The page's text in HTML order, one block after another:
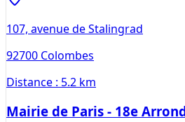
107, avenue de Stalingrad
92700 Colombes
Distance : 5.2 km
Mairie de Paris - 18e